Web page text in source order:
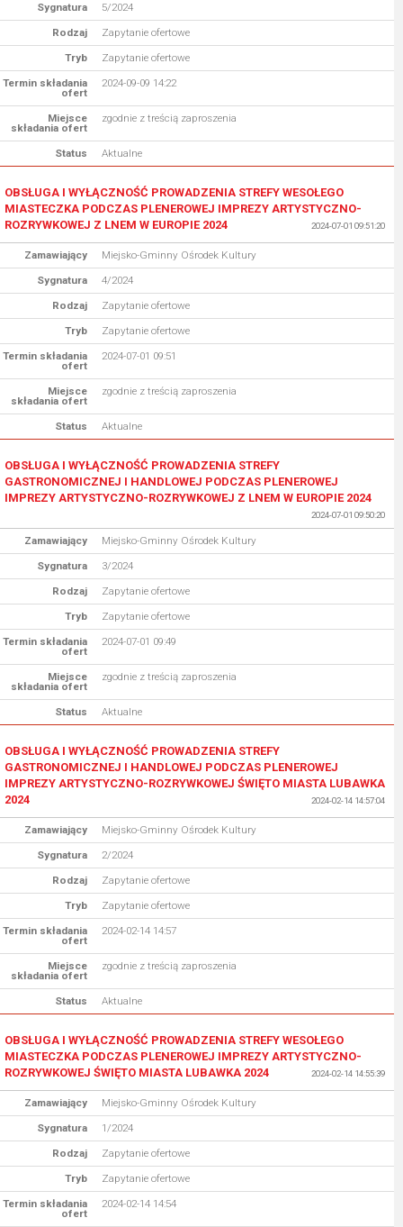
Sygnatura
5/2024
Rodzaj
Zapytanie ofertowe
Tryb
Zapytanie ofertowe
Termin składania
ofert
2024-09-09 14:22
Miejsce
składania ofert
zgodnie z treścią zaproszenia
Status Aktualne
OBSŁUGA I WYŁĄCZNOŚĆ PROWADZENIA STREFY WESOŁEGO
MIASTECZKA PODCZAS PLENEROWEJ IMPREZY ARTYSTYCZNO-
ROZRYWKOWEJ Z LNEM W EUROPIE 2024
2024-07-01 09:51:20
Zamawiający
Miejsko-Gminny Ośrodek Kultury
Sygnatura
4/2024
Rodzaj
Zapytanie ofertowe
Tryb
Zapytanie ofertowe
Termin składania
ofert
2024-07-01 09:51
Miejsce
składania ofert
zgodnie z treścią zaproszenia
Status Aktualne
OBSŁUGA I WYŁĄCZNOŚĆ PROWADZENIA STREFY
GASTRONOMICZNEJ I HANDLOWEJ PODCZAS PLENEROWEJ
IMPREZY ARTYSTYCZNO-ROZRYWKOWEJ Z LNEM W EUROPIE 2024
2024-07-01 09:50:20
Zamawiający
Miejsko-Gminny Ośrodek Kultury
Sygnatura
3/2024
Rodzaj
Zapytanie ofertowe
Tryb
Zapytanie ofertowe
Termin składania
ofert
2024-07-01 09:49
Miejsce
składania ofert
zgodnie z treścią zaproszenia
Status Aktualne
OBSŁUGA I WYŁĄCZNOŚĆ PROWADZENIA STREFY
GASTRONOMICZNEJ I HANDLOWEJ PODCZAS PLENEROWEJ
IMPREZY ARTYSTYCZNO-ROZRYWKOWEJ ŚWIĘTO MIASTA LUBAWKA
2024
2024-02-14 14:57:04
Zamawiający
Miejsko-Gminny Ośrodek Kultury
Sygnatura
2/2024
Rodzaj
Zapytanie ofertowe
Tryb
Zapytanie ofertowe
Termin składania
ofert
2024-02-14 14:57
Miejsce
składania ofert
zgodnie z treścią zaproszenia
Status Aktualne
OBSŁUGA I WYŁĄCZNOŚĆ PROWADZENIA STREFY WESOŁEGO
MIASTECZKA PODCZAS PLENEROWEJ IMPREZY ARTYSTYCZNO-
ROZRYWKOWEJ ŚWIĘTO MIASTA LUBAWKA 2024
2024-02-14 14:55:39
Zamawiający
Miejsko-Gminny Ośrodek Kultury
Sygnatura
1/2024
Rodzaj
Zapytanie ofertowe
Tryb
Zapytanie ofertowe
Termin składania
ofert
2024-02-14 14:54